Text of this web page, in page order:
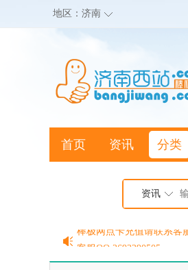
地区： 济南
首页 资讯 分类
资讯
棒极网点卡充值请联系客服
客服QQ:2692290505